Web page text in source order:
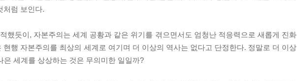
처럼 보인다.
했듯이, 자본주의는 세계 공황과 같은 위기를 겪으면서도 엄청난 적응력으로 새롭게 진화
행 자본주의를 최상의 세계로 여기며 더 이상의 역사는 없다고 단정한다. 정말로 더 이상
세계를 상상하는 것은 무의미한 일일까?